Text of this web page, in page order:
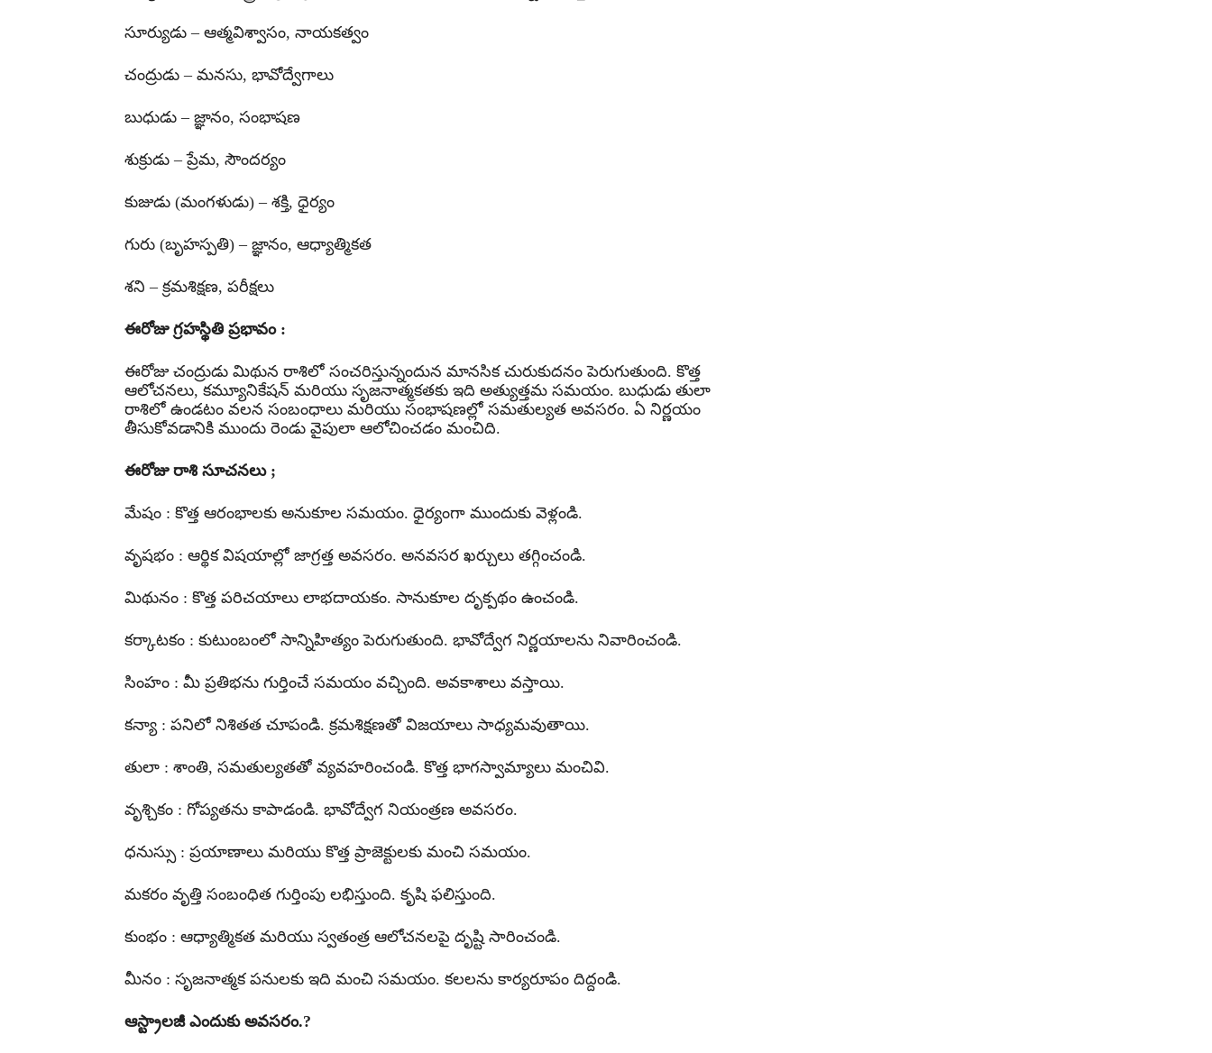
సూర్యుడు – ఆత్మవిశ్వాసం, నాయకత్వం
చంద్రుడు – మనసు, భావోద్వేగాలు
బుధుడు – జ్ఞానం, సంభాషణ
శుక్రుడు – ప్రేమ, సౌందర్యం
కుజుడు (మంగళుడు) – శక్తి, ధైర్యం
గురు (బృహస్పతి) – జ్ఞానం, ఆధ్యాత్మికత
శని – క్రమశిక్షణ, పరీక్షలు
ఈరోజు గ్రహస్థితి ప్రభావం :
ఈరోజు చంద్రుడు మిథున రాశిలో సంచరిస్తున్నందున మానసిక చురుకుదనం పెరుగుతుంది. కొత్త
ఆలోచనలు, కమ్యూనికేషన్ మరియు సృజనాత్మకతకు ఇది అత్యుత్తమ సమయం. బుధుడు తులా
రాశిలో ఉండటం వలన సంబంధాలు మరియు సంభాషణల్లో సమతుల్యత అవసరం. ఏ నిర్ణయం
తీసుకోవడానికి ముందు రెండు వైపులా ఆలోచించడం మంచిది.
ఈరోజు రాశి సూచనలు ;
మేషం : కొత్త ఆరంభాలకు అనుకూల సమయం. ధైర్యంగా ముందుకు వెళ్లండి.
వృషభం : ఆర్థిక విషయాల్లో జాగ్రత్త అవసరం. అనవసర ఖర్చులు తగ్గించండి.
మిథునం : కొత్త పరిచయాలు లాభదాయకం. సానుకూల దృక్పథం ఉంచండి.
కర్కాటకం : కుటుంబంలో సాన్నిహిత్యం పెరుగుతుంది. భావోద్వేగ నిర్ణయాలను నివారించండి.
సింహం : మీ ప్రతిభను గుర్తించే సమయం వచ్చింది. అవకాశాలు వస్తాయి.
కన్యా : పనిలో నిశితత చూపండి. క్రమశిక్షణతో విజయాలు సాధ్యమవుతాయి.
తులా : శాంతి, సమతుల్యతతో వ్యవహరించండి. కొత్త భాగస్వామ్యాలు మంచివి.
వృశ్చికం : గోప్యతను కాపాడండి. భావోద్వేగ నియంత్రణ అవసరం.
ధనుస్సు : ప్రయాణాలు మరియు కొత్త ప్రాజెక్టులకు మంచి సమయం.
మకరం వృత్తి సంబంధిత గుర్తింపు లభిస్తుంది. కృషి ఫలిస్తుంది.
కుంభం : ఆధ్యాత్మికత మరియు స్వతంత్ర ఆలోచనలపై దృష్టి సారించండి.
మీనం : సృజనాత్మక పనులకు ఇది మంచి సమయం. కలలను కార్యరూపం దిద్దండి.
ఆస్ట్రాలజీ ఎందుకు అవసరం.?